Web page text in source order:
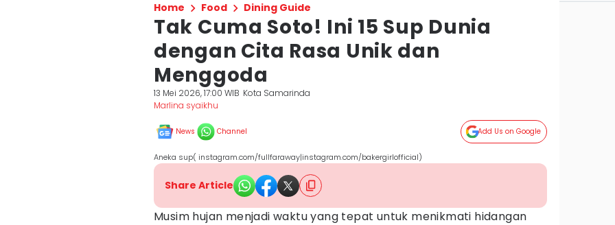
Home Food Dining Guide
Tak Cuma Soto! Ini 15 Sup Dunia
dengan Cita Rasa Unik dan
Menggoda
13 Mei 2026, 17:00 WIB Kota Samarinda
Marlina syaikhu
News Channel Add Us on Google
Aneka sup( instagram.com/fullfaraway|instagram.com/bakergirlofficial)
Share Article
Musim hujan menjadi waktu yang tepat untuk menikmati hidangan